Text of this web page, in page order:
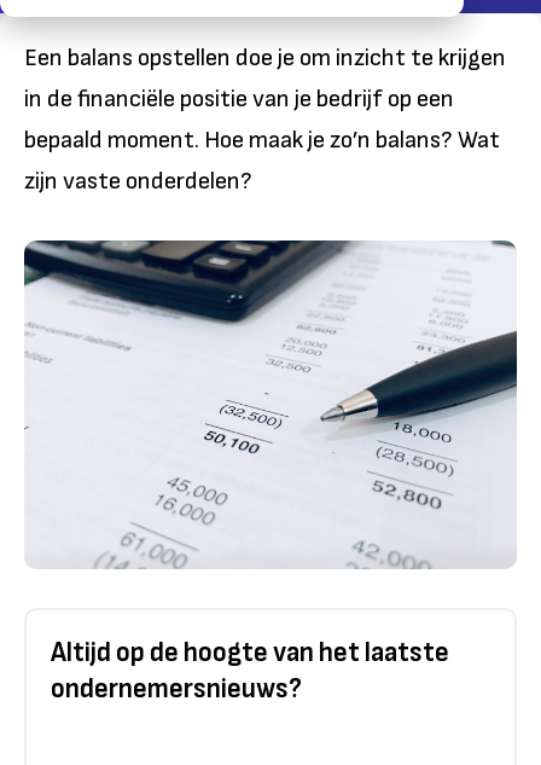
Een balans opstellen doe je om inzicht te krijgen
in de financiële positie van je bedrijf op een
bepaald moment. Hoe maak je zo’n balans? Wat
zijn vaste onderdelen?
Altijd op de hoogte van het laatste
ondernemersnieuws?